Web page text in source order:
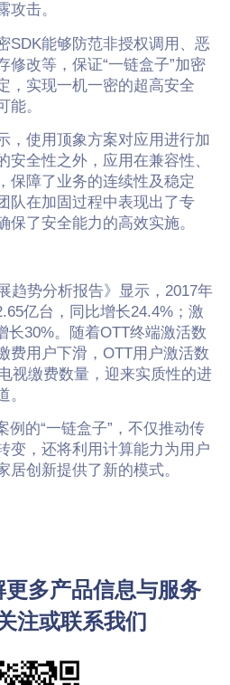
攻击。
SDK能够防范非授权调用、恶
修改等，保证“一链盒子”加密
，实现一机一密的超高安全
能。
，使用顶象方案对应用进行加
安全性之外，应用在兼容性、
保障了业务的连续性及稳定
队在加固过程中表现出了专
保了安全能力的高效实施。
趋势分析报告》显示，2017年
亿台，同比增长24.4%；激
长30%。随着OTT终端激活数
费用户下滑，OTT用户激活数
视缴费数量，迎来实质性的进
。
例的“一链盒子”，不仅推动传
变，还将利用计算能力为用户
创新提供了新的模式。
多产品信息与服务
注或联系我们